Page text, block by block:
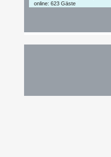
online: 623 Gäste